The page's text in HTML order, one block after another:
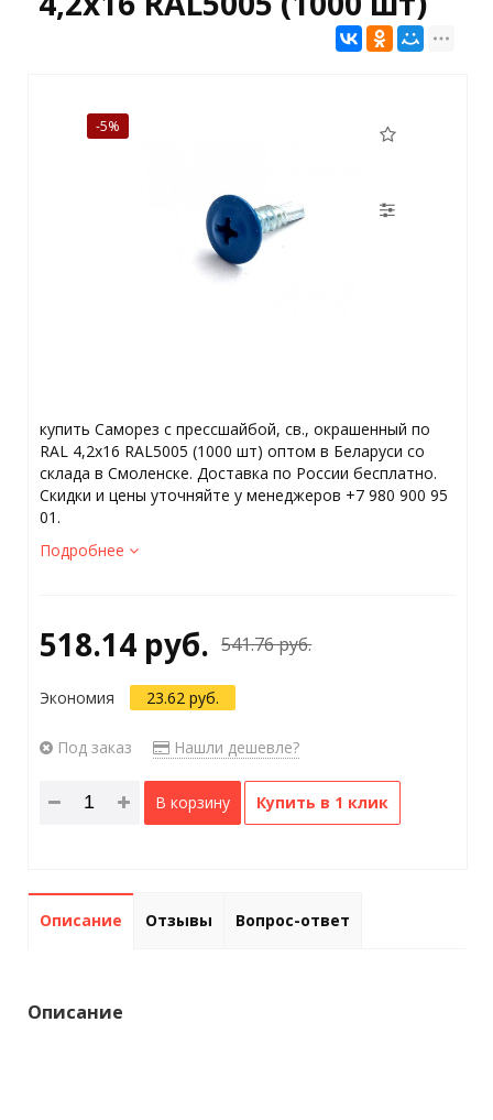
-5%
купить Саморез с прессшайбой, св., окрашенный по
RAL 4,2х16 RAL5005 (1000 шт) оптом в Беларуси со
склада в Смоленске. Доставка по России бесплатно.
Скидки и цены уточняйте у менеджеров +7 980 900 95
01.
Подробнее
518.14 руб. 541.76 руб.
Экономия 23.62 руб.
Под заказ Нашли дешевле?
В корзину Купить в 1 клик
Описание Отзывы Вопрос-ответ
Описание